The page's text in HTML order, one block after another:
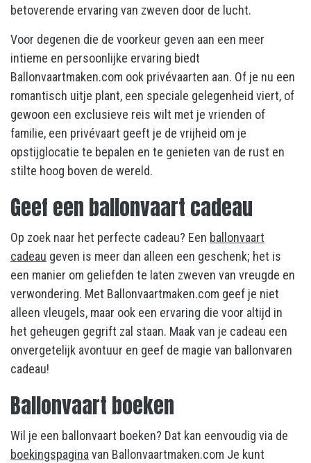
betoverende ervaring van zweven door de lucht.
Voor degenen die de voorkeur geven aan een meer
intieme en persoonlijke ervaring biedt
Ballonvaartmaken.com ook privévaarten aan. Of je nu een
romantisch uitje plant, een speciale gelegenheid viert, of
gewoon een exclusieve reis wilt met je vrienden of
familie, een privévaart geeft je de vrijheid om je
opstijglocatie te bepalen en te genieten van de rust en
stilte hoog boven de wereld.
Geef een ballonvaart cadeau
Op zoek naar het perfecte cadeau? Een ballonvaart
cadeau geven is meer dan alleen een geschenk; het is
een manier om geliefden te laten zweven van vreugde en
verwondering. Met Ballonvaartmaken.com geef je niet
alleen vleugels, maar ook een ervaring die voor altijd in
het geheugen gegrift zal staan. Maak van je cadeau een
onvergetelijk avontuur en geef de magie van ballonvaren
cadeau!
Ballonvaart boeken
Wil je een ballonvaart boeken? Dat kan eenvoudig via de
boekingspaginavan Ballonvaartmaken.com Je kunt